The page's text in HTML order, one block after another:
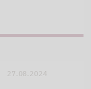
27.08.2024